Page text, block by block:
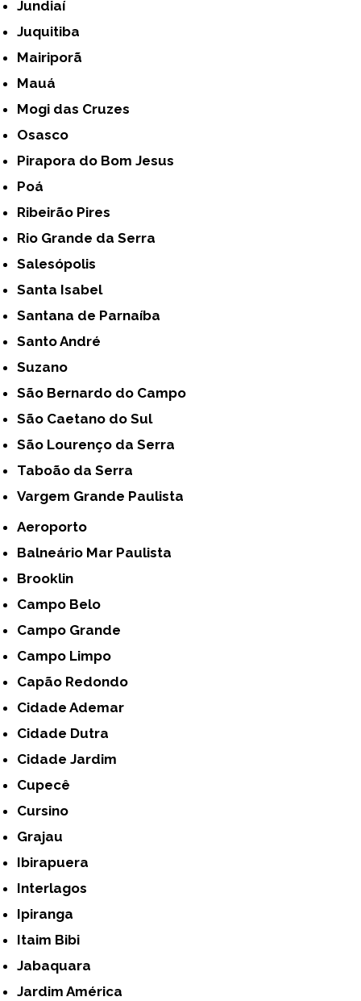
Jundiaí
Juquitiba
Mairiporã
Mauá
Mogi das Cruzes
Osasco
Pirapora do Bom Jesus
Poá
Ribeirão Pires
Rio Grande da Serra
Salesópolis
Santa Isabel
Santana de Parnaíba
Santo André
Suzano
São Bernardo do Campo
São Caetano do Sul
São Lourenço da Serra
Taboão da Serra
Vargem Grande Paulista
Aeroporto
Balneário Mar Paulista
Brooklin
Campo Belo
Campo Grande
Campo Limpo
Capão Redondo
Cidade Ademar
Cidade Dutra
Cidade Jardim
Cupecê
Cursino
Grajau
Ibirapuera
Interlagos
Ipiranga
Itaim Bibi
Jabaquara
Jardim América